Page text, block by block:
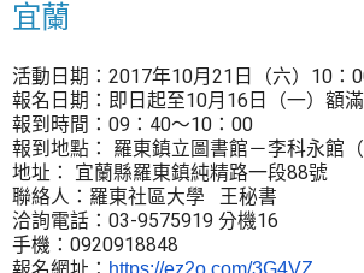
宜蘭
活動日期：2017年10月21日（六）10：
報名日期：即日起至10月16日（一）額
報到時間：09：40～10：00
報到地點： 羅東鎮立圖書館－李科永館（
地址： 宜蘭縣羅東鎮純精路一段88號
聯絡人：羅東社區大學   王秘書
洽詢電話：03-9575919 分機16
手機：0920918848
報名網址： https://ez2o.com/3G4VZ